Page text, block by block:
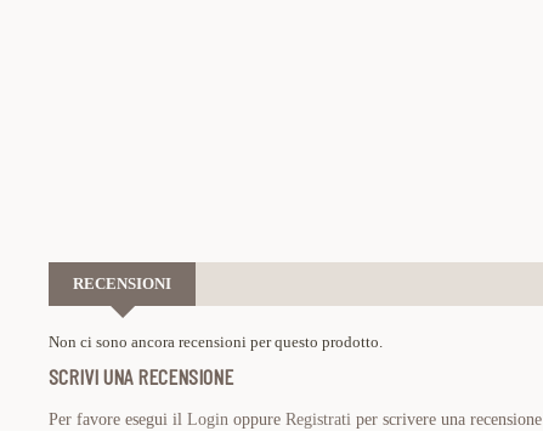
RECENSIONI
Non ci sono ancora recensioni per questo prodotto.
SCRIVI UNA RECENSIONE
Per favore esegui il Login oppure Registrati per scrivere una recensione